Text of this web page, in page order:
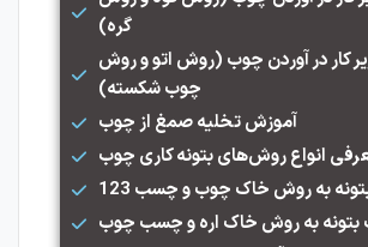
گره)
کار در آوردن چوب (روش اتو و روش
چوب شکسته)
آموزش تخلیه صمغ از چوب
انواع روش‌های بتونه کاری چوب
به روش خاک چوب و چسب 123
به روش خاک اره و چسب چوب